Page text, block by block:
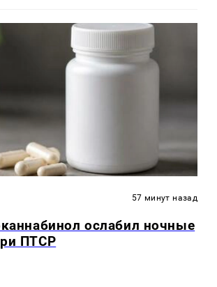
57 минут назад
ослабил ночные
ПТСР